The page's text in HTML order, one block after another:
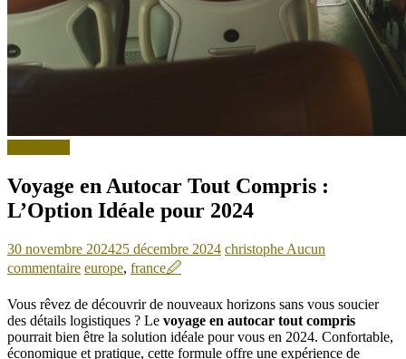
Voyage en Autocar Tout Compris :
L’Option Idéale pour 2024
30 novembre 202425 décembre 2024 christophe Aucun
commentaire europe, france🖉
Vous rêvez de découvrir de nouveaux horizons sans vous soucier
des détails logistiques ? Le voyage en autocar tout compris
pourrait bien être la solution idéale pour vous en 2024. Confortable,
économique et pratique, cette formule offre une expérience de